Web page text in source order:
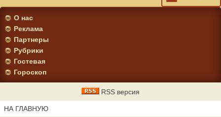
О нас
Реклама
Партнеры
Рубрики
Гостевая
Гороскоп
RSS версия
НА ГЛАВНУЮ